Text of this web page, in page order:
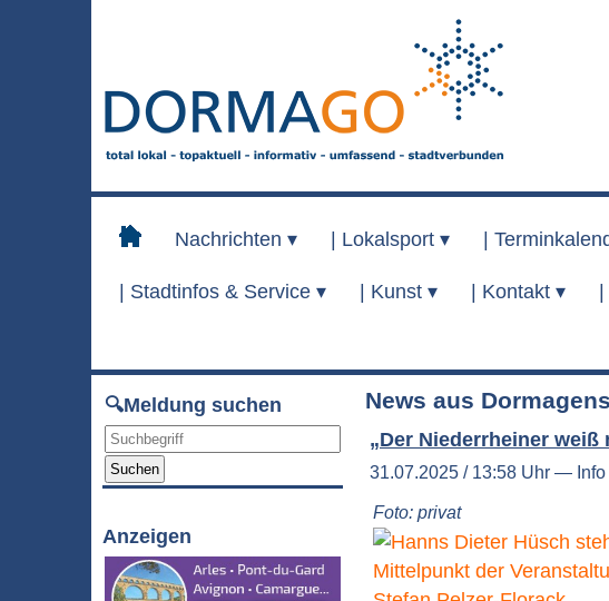
Nachrichten ▾ Lokalsport ▾
Stadtinfos & Service ▾ Kunst ▾ Kontakt ▾
🔍Meldung suchen
Suchen
Anzeigen
News aus
„Der Niederrheiner
31.07.2025 / 13:58 Uhr — Info
Foto: privat